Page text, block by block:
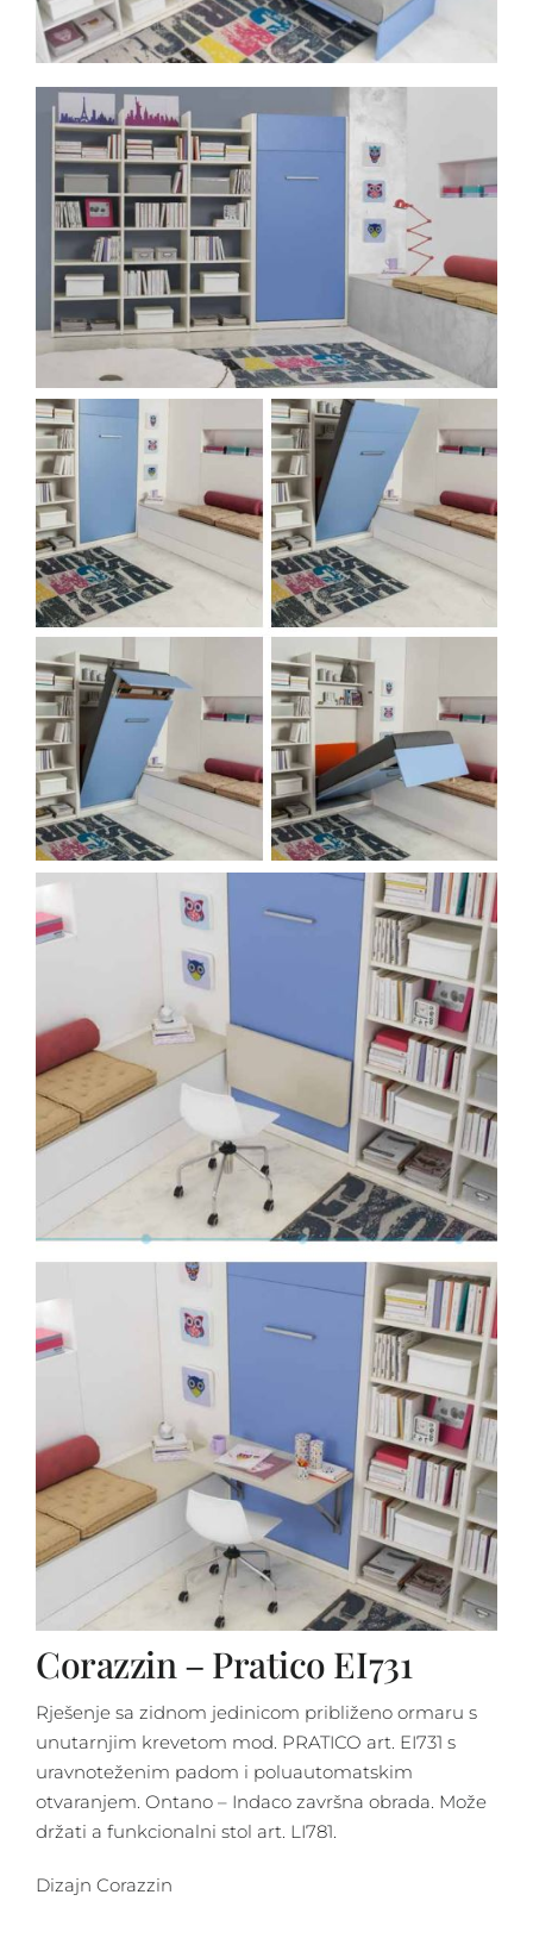
Spavaće sobe
Ormari
Kupatila
DODATCI
VANJSKI
UREDSKI
HOTELSKI
Corazzin – Pratico EI731
Rješenje sa zidnom jedinicom približeno ormaru s
unutarnjim krevetom mod. PRATICO art. EI731 s
uravnoteženim padom i poluautomatskim
otvaranjem. Ontano – Indaco završna obrada. Može
držati a funkcionalni stol art. LI781.
Dizajn Corazzin